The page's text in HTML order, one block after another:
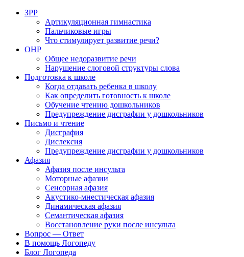
ЗРР
Артикуляционная гимнастика
Пальчиковые игры
Что стимулирует развитие речи?
ОНР
Общее недоразвитие речи
Нарушение слоговой структуры слова
Подготовка к школе
Когда отдавать ребенка в школу
Как определить готовность к школе
Обучение чтению дошкольников
Предупреждение дисграфии у дошкольников
Письмо и чтение
Дисграфия
Дислексия
Предупреждение дисграфии у дошкольников
Афазия
Афазия после инсульта
Моторные афазии
Сенсорная афазия
Акустико-мнестическая афазия
Динамическая афазия
Семантическая афазия
Восстановление руки после инсульта
Вопрос — Ответ
В помощь Логопеду
Блог Логопеда